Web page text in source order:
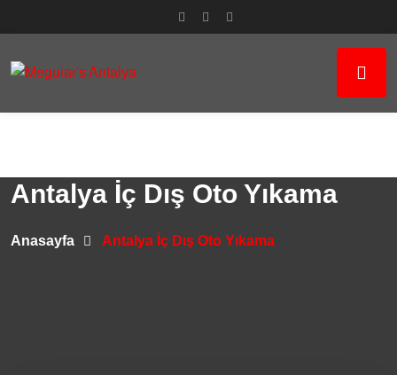
Antalya İç Dış Oto Yıkama
Anasayfa Antalya İç Dış Oto Yıkama